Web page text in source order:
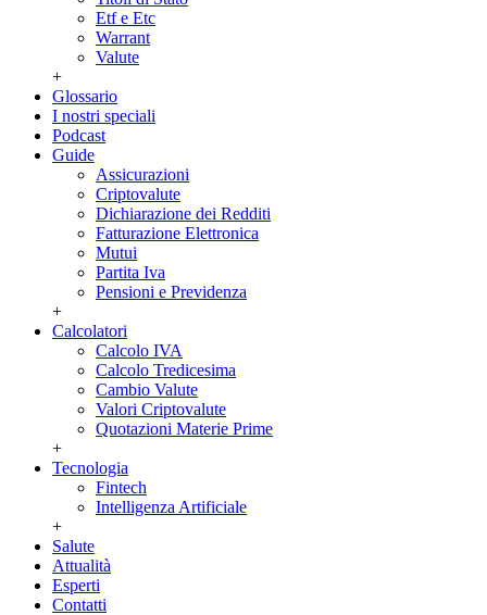
Etf e Etc
Warrant
Valute
+
Glossario
I nostri speciali
Podcast
Guide
Assicurazioni
Criptovalute
Dichiarazione dei Redditi
Fatturazione Elettronica
Mutui
Partita Iva
Pensioni e Previdenza
+
Calcolatori
Calcolo IVA
Calcolo Tredicesima
Cambio Valute
Valori Criptovalute
Quotazioni Materie Prime
+
Tecnologia
Fintech
Intelligenza Artificiale
+
Salute
Attualità
Esperti
Contatti